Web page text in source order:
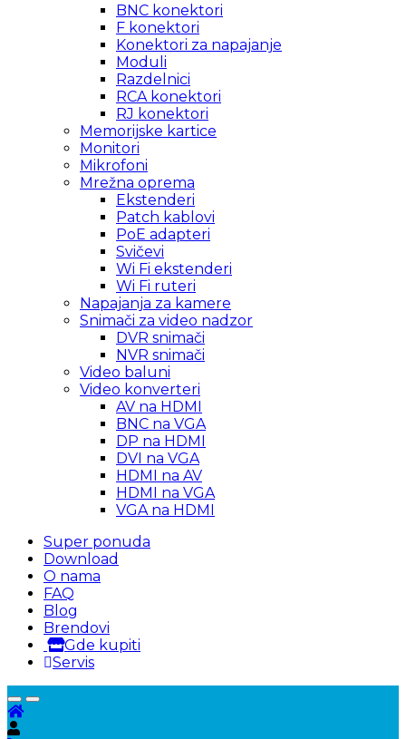
BNC konektori
F konektori
Konektori za napajanje
Moduli
Razdelnici
RCA konektori
RJ konektori
Memorijske kartice
Monitori
Mikrofoni
Mrežna oprema
Ekstenderi
Patch kablovi
PoE adapteri
Svičevi
Wi Fi ekstenderi
Wi Fi ruteri
Napajanja za kamere
Snimači za video nadzor
DVR snimači
NVR snimači
Video baluni
Video konverteri
AV na HDMI
BNC na VGA
DP na HDMI
DVI na VGA
HDMI na AV
HDMI na VGA
VGA na HDMI
Super ponuda
Download
O nama
FAQ
Blog
Brendovi
Gde kupiti
Servis